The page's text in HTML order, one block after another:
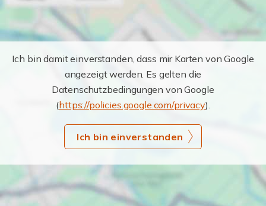
Ich bin damit einverstanden, dass mir Karten von Google
angezeigt werden. Es gelten die
Datenschutzbedingungen von Google
(https://policies.google.com/privacy).
Ich bin einverstanden